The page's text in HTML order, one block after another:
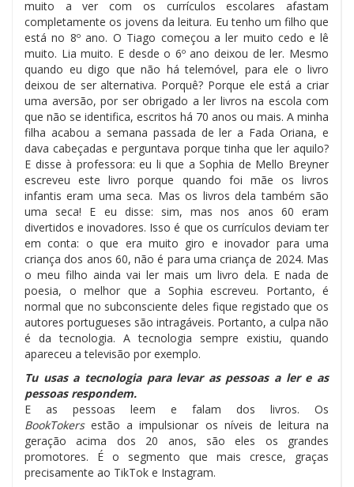
muito a ver com os currículos escolares afastam
completamente os jovens da leitura. Eu tenho um filho que
está no 8º ano. O Tiago começou a ler muito cedo e lê
muito. Lia muito. E desde o 6º ano deixou de ler. Mesmo
quando eu digo que não há telemóvel, para ele o livro
deixou de ser alternativa. Porquê? Porque ele está a criar
uma aversão, por ser obrigado a ler livros na escola com
que não se identifica, escritos há 70 anos ou mais. A minha
filha acabou a semana passada de ler a Fada Oriana, e
dava cabeçadas e perguntava porque tinha que ler aquilo?
E disse à professora: eu li que a Sophia de Mello Breyner
escreveu este livro porque quando foi mãe os livros
infantis eram uma seca. Mas os livros dela também são
uma seca! E eu disse: sim, mas nos anos 60 eram
divertidos e inovadores. Isso é que os currículos deviam ter
em conta: o que era muito giro e inovador para uma
criança dos anos 60, não é para uma criança de 2024. Mas
o meu filho ainda vai ler mais um livro dela. E nada de
poesia, o melhor que a Sophia escreveu. Portanto, é
normal que no subconsciente deles fique registado que os
autores portugueses são intragáveis. Portanto, a culpa não
é da tecnologia. A tecnologia sempre existiu, quando
apareceu a televisão por exemplo.
Tu usas a tecnologia para levar as pessoas a ler e as
pessoas respondem.
E as pessoas leem e falam dos livros. Os
BookTokersestão a impulsionar os níveis de leitura na
geração acima dos 20 anos, são eles os grandes
promotores. É o segmento que mais cresce, graças
precisamente ao TikTok e Instagram.